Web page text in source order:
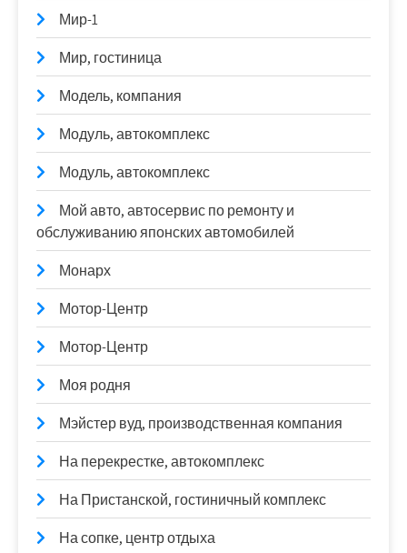
Мир-1
Мир, гостиница
Модель, компания
Модуль, автокомплекс
Модуль, автокомплекс
Мой авто, автосервис по ремонту и
обслуживанию японских автомобилей
Монарх
Мотор-Центр
Мотор-Центр
Моя родня
Мэйстер вуд, производственная компания
На перекрестке, автокомплекс
На Пристанской, гостиничный комплекс
На сопке, центр отдыха